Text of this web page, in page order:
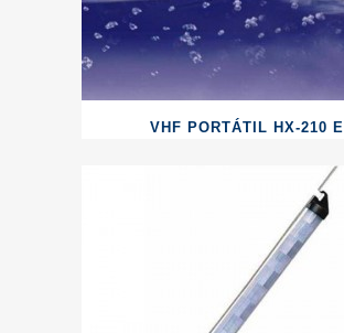
VHF PORTÁTIL HX-210 E